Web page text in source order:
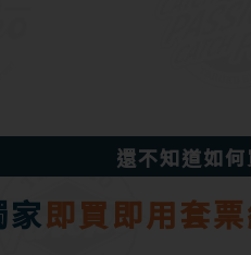
還不知道如
家即買即用套